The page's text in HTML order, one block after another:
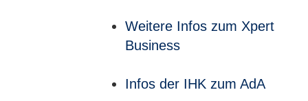
Weitere Infos zum Xpert
Business
Infos der IHK zum AdA